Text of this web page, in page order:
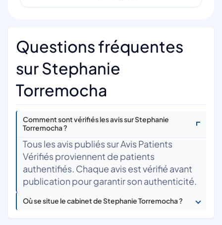
Questions fréquentes
sur Stephanie
Torremocha
Comment sont vérifiés les avis sur Stephanie
Torremocha ?
Tous les avis publiés sur Avis Patients
Vérifiés proviennent de patients
authentifiés. Chaque avis est vérifié avant
publication pour garantir son authenticité.
Où se situe le cabinet de Stephanie Torremocha ?